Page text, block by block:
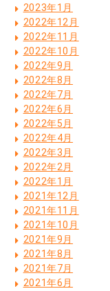
2023年1月
2022年12月
2022年11月
2022年10月
2022年9月
2022年8月
2022年7月
2022年6月
2022年5月
2022年4月
2022年3月
2022年2月
2022年1月
2021年12月
2021年11月
2021年10月
2021年9月
2021年8月
2021年7月
2021年6月